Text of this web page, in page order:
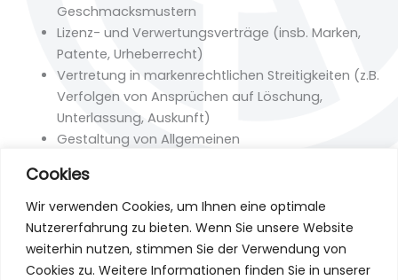
Cookies
Wir verwenden Cookies, um Ihnen eine optimale
Nutzererfahrung zu bieten. Wenn Sie unsere Website
weiterhin nutzen, stimmen Sie der Verwendung von
Cookies zu. Weitere Informationen finden Sie in unserer
Geschmacksmustern
Lizenz- und Verwertungsverträge (insb. Marken,
Patente, Urheberrecht)
Vertretung in markenrechtlichen Streitigkeiten (z.B.
Verfolgen von Ansprüchen auf Löschung,
Unterlassung, Auskunft)
Gestaltung von Allgemeinen